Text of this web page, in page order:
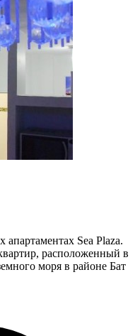
Sea Plaza.
расположенный в
моря в районе Бат